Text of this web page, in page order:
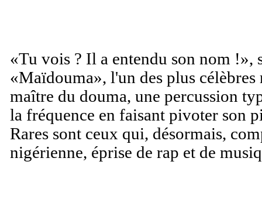
«Tu vois ? Il a entendu son nom !»,
«Maïdouma», l'un des plus
maître du douma, une percussion
la fréquence en faisant pivoter son
Rares sont ceux qui, désormais,
nigérienne, éprise de rap et de